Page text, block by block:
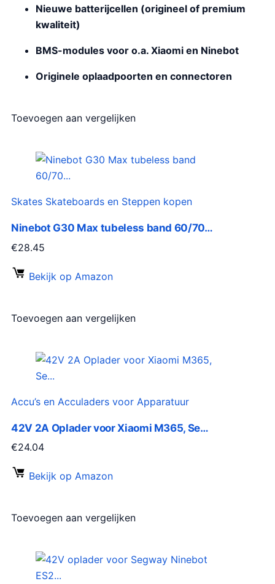
Nieuwe batterijcellen (origineel of premium
kwaliteit)
BMS-modules voor o.a. Xiaomi en Ninebot
Originele oplaadpoorten en connectoren
Toevoegen aan vergelijken
Skates Skateboards en Steppen kopen
Ninebot G30 Max tubeless band 60/70…
€28.45
Bekijk op Amazon
Toevoegen aan vergelijken
Accu’s en Acculaders voor Apparatuur
42V 2A Oplader voor Xiaomi M365, Se…
€24.04
Bekijk op Amazon
Toevoegen aan vergelijken